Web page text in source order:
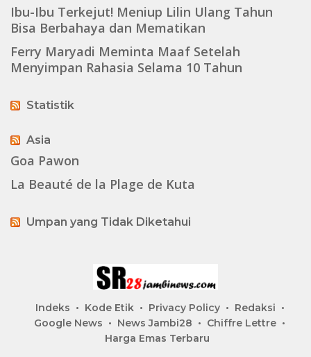
Ibu-Ibu Terkejut! Meniup Lilin Ulang Tahun
Bisa Berbahaya dan Mematikan
Ferry Maryadi Meminta Maaf Setelah
Menyimpan Rahasia Selama 10 Tahun
Statistik
Asia
Goa Pawon
La Beauté de la Plage de Kuta
Umpan yang Tidak Diketahui
Indeks Kode Etik Privacy Policy
Redaksi
Google News
News Jambi28
Chiffre Lettre
Harga Emas Terbaru